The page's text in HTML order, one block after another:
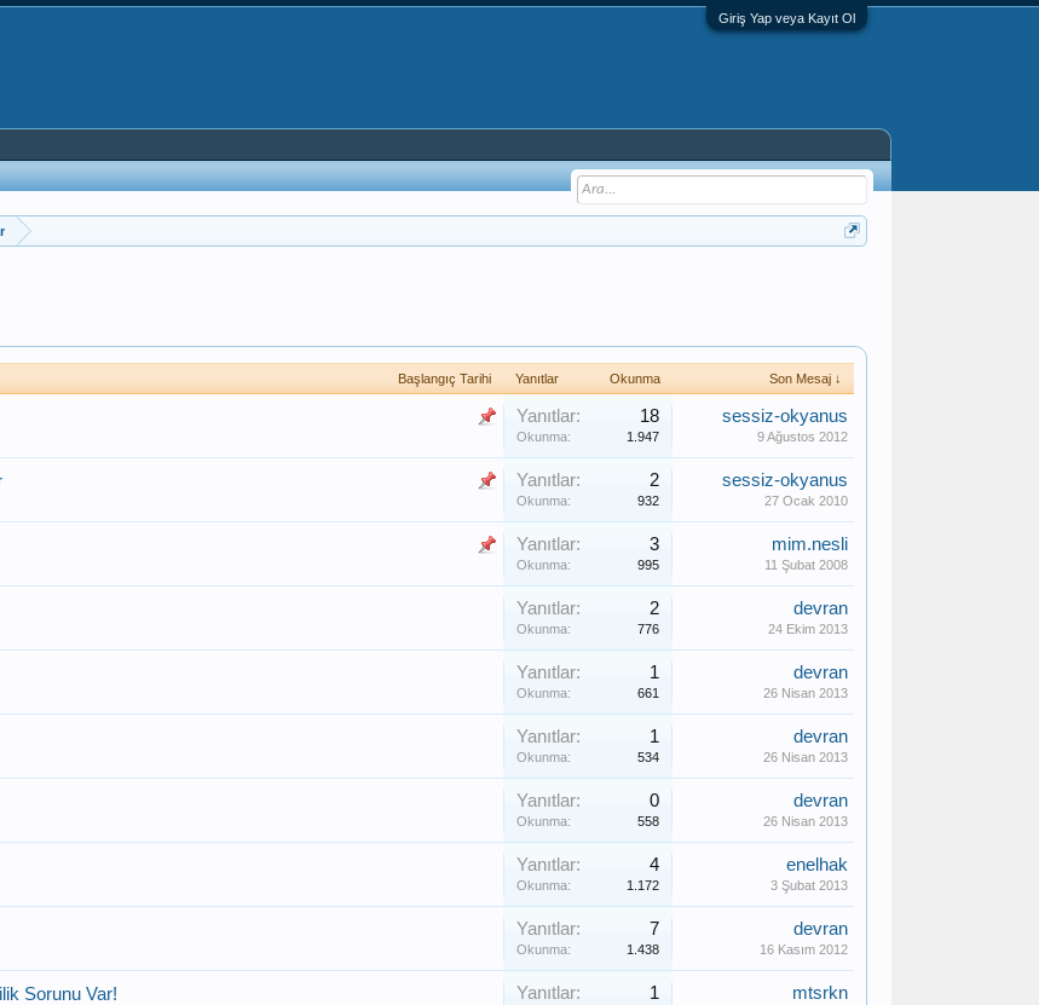
Giriş Yap veya Kayıt Ol
Başlangıç Tarihi Yanıtlar Okunma Son Mesaj ↓
Yanıtlar: 18
Okunma: 1.947
sessiz-okyanus
9 Ağustos 2012
Yanıtlar: 2
Okunma: 932
sessiz-okyanus
27 Ocak 2010
Yanıtlar: 3
Okunma: 995
mim.nesli
11 Şubat 2008
Yanıtlar: 2
Okunma: 776
devran
24 Ekim 2013
Yanıtlar: 1
Okunma: 661
devran
26 Nisan 2013
Yanıtlar: 1
Okunma: 534
devran
26 Nisan 2013
Yanıtlar: 0
Okunma: 558
devran
26 Nisan 2013
Yanıtlar: 4
Okunma: 1.172
enelhak
3 Şubat 2013
Yanıtlar: 7
Okunma: 1.438
devran
16 Kasım 2012
Sorunu Var! Yanıtlar: 1 mtsrkn